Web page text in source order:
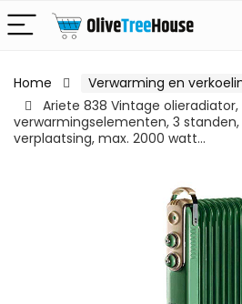
Home Verwarming en
Ariete 838 Vintage olieradiator,
verwarmingselementen, 3
verplaatsing, max. 2000 watt…